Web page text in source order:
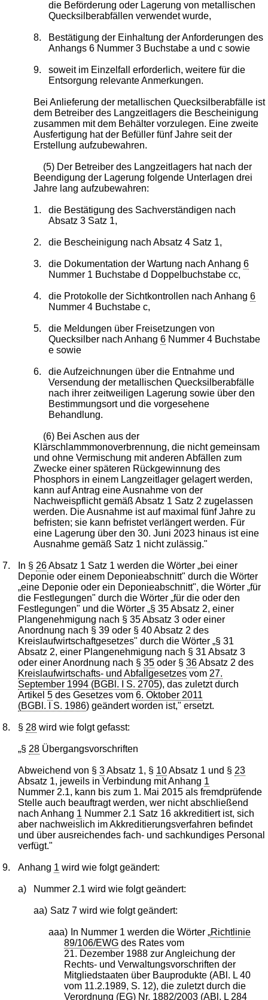
die Beförderung oder Lagerung von metallischen
Quecksilberabfällen verwendet wurde,
8.
Bestätigung der Einhaltung der Anforderungen des
Anhangs 6 Nummer 3 Buchstabe a und c sowie
9.
soweit im Einzelfall erforderlich, weitere für die
Entsorgung relevante Anmerkungen.
Bei Anlieferung der metallischen Quecksilberabfälle ist
dem Betreiber des Langzeitlagers die Bescheinigung
zusammen mit dem Behälter vorzulegen. Eine zweite
Ausfertigung hat der Befüller fünf Jahre seit der
Erstellung aufzubewahren.
(5) Der Betreiber des Langzeitlagers hat nach der
Beendigung der Lagerung folgende Unterlagen drei
Jahre lang aufzubewahren:
1.
die Bestätigung des Sachverständigen nach
Absatz 3 Satz 1,
2. die Bescheinigung nach Absatz 4 Satz 1,
3. die Dokumentation der Wartung nach Anhang6
Nummer 1 Buchstabe d Doppelbuchstabe cc,
4. die Protokolle der Sichtkontrollen nach Anhang6
Nummer 4 Buchstabe c,
5.
die Meldungen über Freisetzungen von
Quecksilber nach Anhang6 Nummer 4 Buchstabe
e sowie
6.
die Aufzeichnungen über die Entnahme und
Versendung der metallischen Quecksilberabfälle
nach ihrer zeitweiligen Lagerung sowie über den
Bestimmungsort und die vorgesehene
Behandlung.
(6) Bei Aschen aus der
Klärschlammmonoverbrennung, die nicht gemeinsam
und ohne Vermischung mit anderen Abfällen zum
Zwecke einer späteren Rückgewinnung des
Phosphors in einem Langzeitlager gelagert werden,
kann auf Antrag eine Ausnahme von der
Nachweispflicht gemäß Absatz 1 Satz 2 zugelassen
werden. Die Ausnahme ist auf maximal fünf Jahre zu
befristen; sie kann befristet verlängert werden. Für
eine Lagerung über den 30. Juni 2023 hinaus ist eine
Ausnahme gemäß Satz 1 nicht zulässig."
7. In § 26Absatz 1 Satz 1 werden die Wörter „bei einer
Deponie oder einem Deponieabschnitt" durch die Wörter
„eine Deponie oder ein Deponieabschnitt", die Wörter „für
die Festlegungen" durch die Wörter „für die oder den
Festlegungen" und die Wörter „§ 35 Absatz 2, einer
Plangenehmigung nach § 35 Absatz 3 oder einer
Anordnung nach § 39 oder § 40 Absatz 2 des
Kreislaufwirtschaftgesetzes" durch die Wörter „§ 31
Absatz 2, einer Plangenehmigung nach § 31 Absatz 3
oder einer Anordnung nach §35 oder §36Absatz 2 des
Kreislaufwirtschafts- und Abfallgesetzes vom 27.
September 1994 (BGBl. I S. 2705), das zuletzt durch
Artikel5 des Gesetzes vom6. Oktober 2011
(BGBl. I S. 1986) geändert worden ist," ersetzt.
8. § 28 wird wie folgt gefasst:
„§ 28 Übergangsvorschriften
Abweichend von §3Absatz 1, § 10Absatz 1 und § 23
Absatz 1, jeweils in Verbindung mit Anhang 1
Nummer 2.1, kann bis zum 1. Mai 2015 als fremdprüfende
Stelle auch beauftragt werden, wer nicht abschließend
nach Anhang 1 Nummer 2.1 Satz 16 akkreditiert ist, sich
aber nachweislich im Akkreditierungsverfahren befindet
und über ausreichendes fach- und sachkundiges Personal
verfügt."
9. Anhang 1 wird wie folgt geändert:
a) Nummer 2.1 wird wie folgt geändert:
aa) Satz 7 wird wie folgt geändert:
aaa) In Nummer 1 werden die Wörter „Richtlinie
89/106/EWGdes Rates vom
21. Dezember 1988 zur Angleichung der
Rechts- und Verwaltungsvorschriften der
Mitgliedstaaten über Bauprodukte (ABl. L 40
vom 11.2.1989, S. 12), die zuletzt durch die
Verordnung (EG) Nr. 1882/2003(ABl. L 284